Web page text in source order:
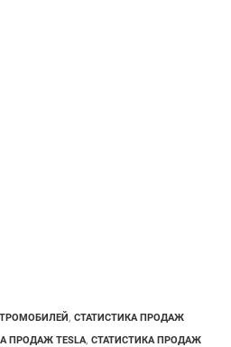
, СТАТИСТИКА ПРОДАЖ
ПРОДАЖ TESLA, СТАТИСТИКА ПРОДАЖ